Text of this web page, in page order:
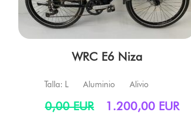
WRC E6 Niza
Talla: L Aluminio Alivio
0,00 EUR 1.200,00 EUR